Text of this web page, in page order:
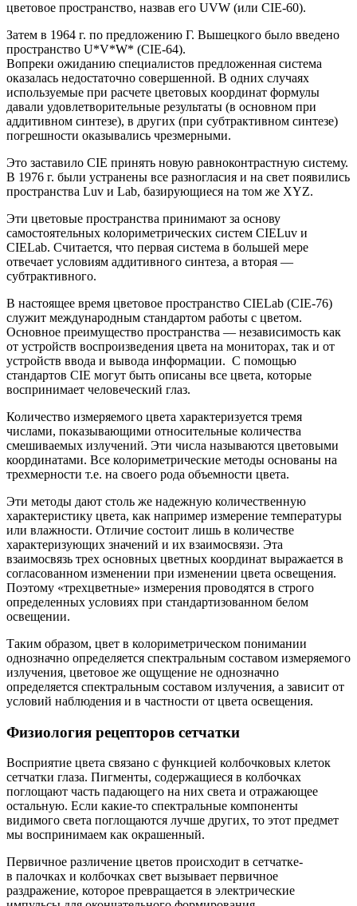
цветовое пространство, назвав его UVW (или CIE-60).
Затем в 1964 г. по предложению Г. Вышецкого было введено
пространство U*V*W* (CIE-64).
Вопреки ожиданию специалистов предложенная система
оказалась недостаточно совершенной. В одних случаях
используемые при расчете цветовых координат формулы
давали удовлетворительные результаты (в основном при
аддитивном синтезе), в других (при субтрактивном синтезе)
погрешности оказывались чрезмерными.
Это заставило CIE принять новую равноконтрастную систему.
В 1976 г. были устранены все разногласия и на свет появились
пространства Luv и Lab, базирующиеся на том же XYZ.
Эти цветовые пространства принимают за основу
самостоятельных колориметрических систем CIELuv и
CIELab. Считается, что первая система в большей мере
отвечает условиям аддитивного синтеза, а вторая —
субтрактивного.
В настоящее время цветовое пространство CIELab (CIE-76)
служит международным стандартом работы с цветом.
Основное преимущество пространства — независимость как
от устройств воспроизведения цвета на мониторах, так и от
устройств ввода и вывода информации. С помощью
стандартов CIE могут быть описаны все цвета, которые
воспринимает человеческий глаз.
Количество измеряемого цвета характеризуется тремя
числами, показывающими относительные количества
смешиваемых излучений. Эти числа называются цветовыми
координатами. Все колориметрические методы основаны на
трехмерности т.е. на своего рода объемности цвета.
Эти методы дают столь же надежную количественную
характеристику цвета, как например измерение температуры
или влажности. Отличие состоит лишь в количестве
характеризующих значений и их взаимосвязи. Эта
взаимосвязь трех основных цветных координат выражается в
согласованном изменении при изменении цвета освещения.
Поэтому «трехцветные» измерения проводятся в строго
определенных условиях при стандартизованном белом
освещении.
Таким образом, цвет в колориметрическом понимании
однозначно определяется спектральным составом измеряемого
излучения, цветовое же ощущение не однозначно
определяется спектральным составом излучения, а зависит от
условий наблюдения и в частности от цвета освещения.
Физиология рецепторов сетчатки
Восприятие цвета связано с функцией колбочковых клеток
сетчатки глаза. Пигменты, содержащиеся в колбочках
поглощают часть падающего на них света и отражающее
остальную. Если какие-то спектральные компоненты
видимого света поглощаются лучше других, то этот предмет
мы воспринимаем как окрашенный.
Первичное различение цветов происходит в сетчатке-
в палочках и колбочках свет вызывает первичное
раздражение, которое превращается в электрические